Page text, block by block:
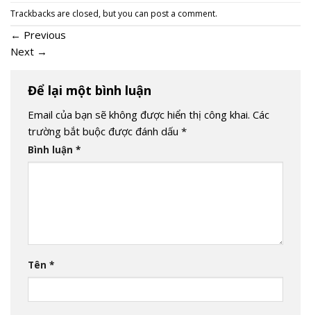
Trackbacks are closed, but you can post a comment.
← Previous
Next →
Để lại một bình luận
Email của bạn sẽ không được hiển thị công khai. Các
trường bắt buộc được đánh dấu *
Bình luận *
Tên *